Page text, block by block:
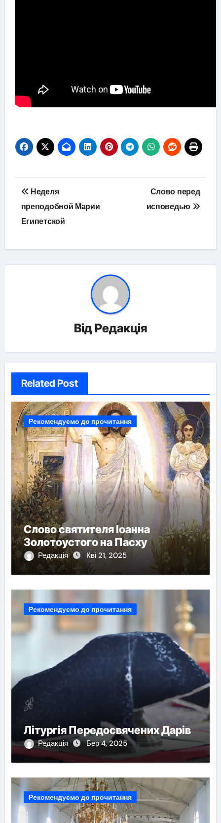
Навігація
записів
Неделя
преподобной Марии
Египетской
Слово перед
исповедью
Від Редакція
Related Post
Рекомендуємо до прочитання
Слово святителя Іоанна
Золотоустого на Пасху
Редакція Кві 21, 2025
Рекомендуємо до прочитання
Літургія Передосвячених Дарів
Редакція Бер 4, 2025
Рекомендуємо до прочитання